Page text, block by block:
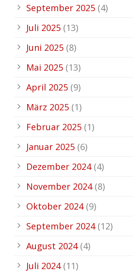
September 2025 (4)
Juli 2025 (13)
Juni 2025 (8)
Mai 2025 (13)
April 2025 (9)
März 2025 (1)
Februar 2025 (1)
Januar 2025 (6)
Dezember 2024(4)
November 2024(8)
Oktober 2024(9)
September 2024(12)
August 2024(4)
Juli 2024(11)